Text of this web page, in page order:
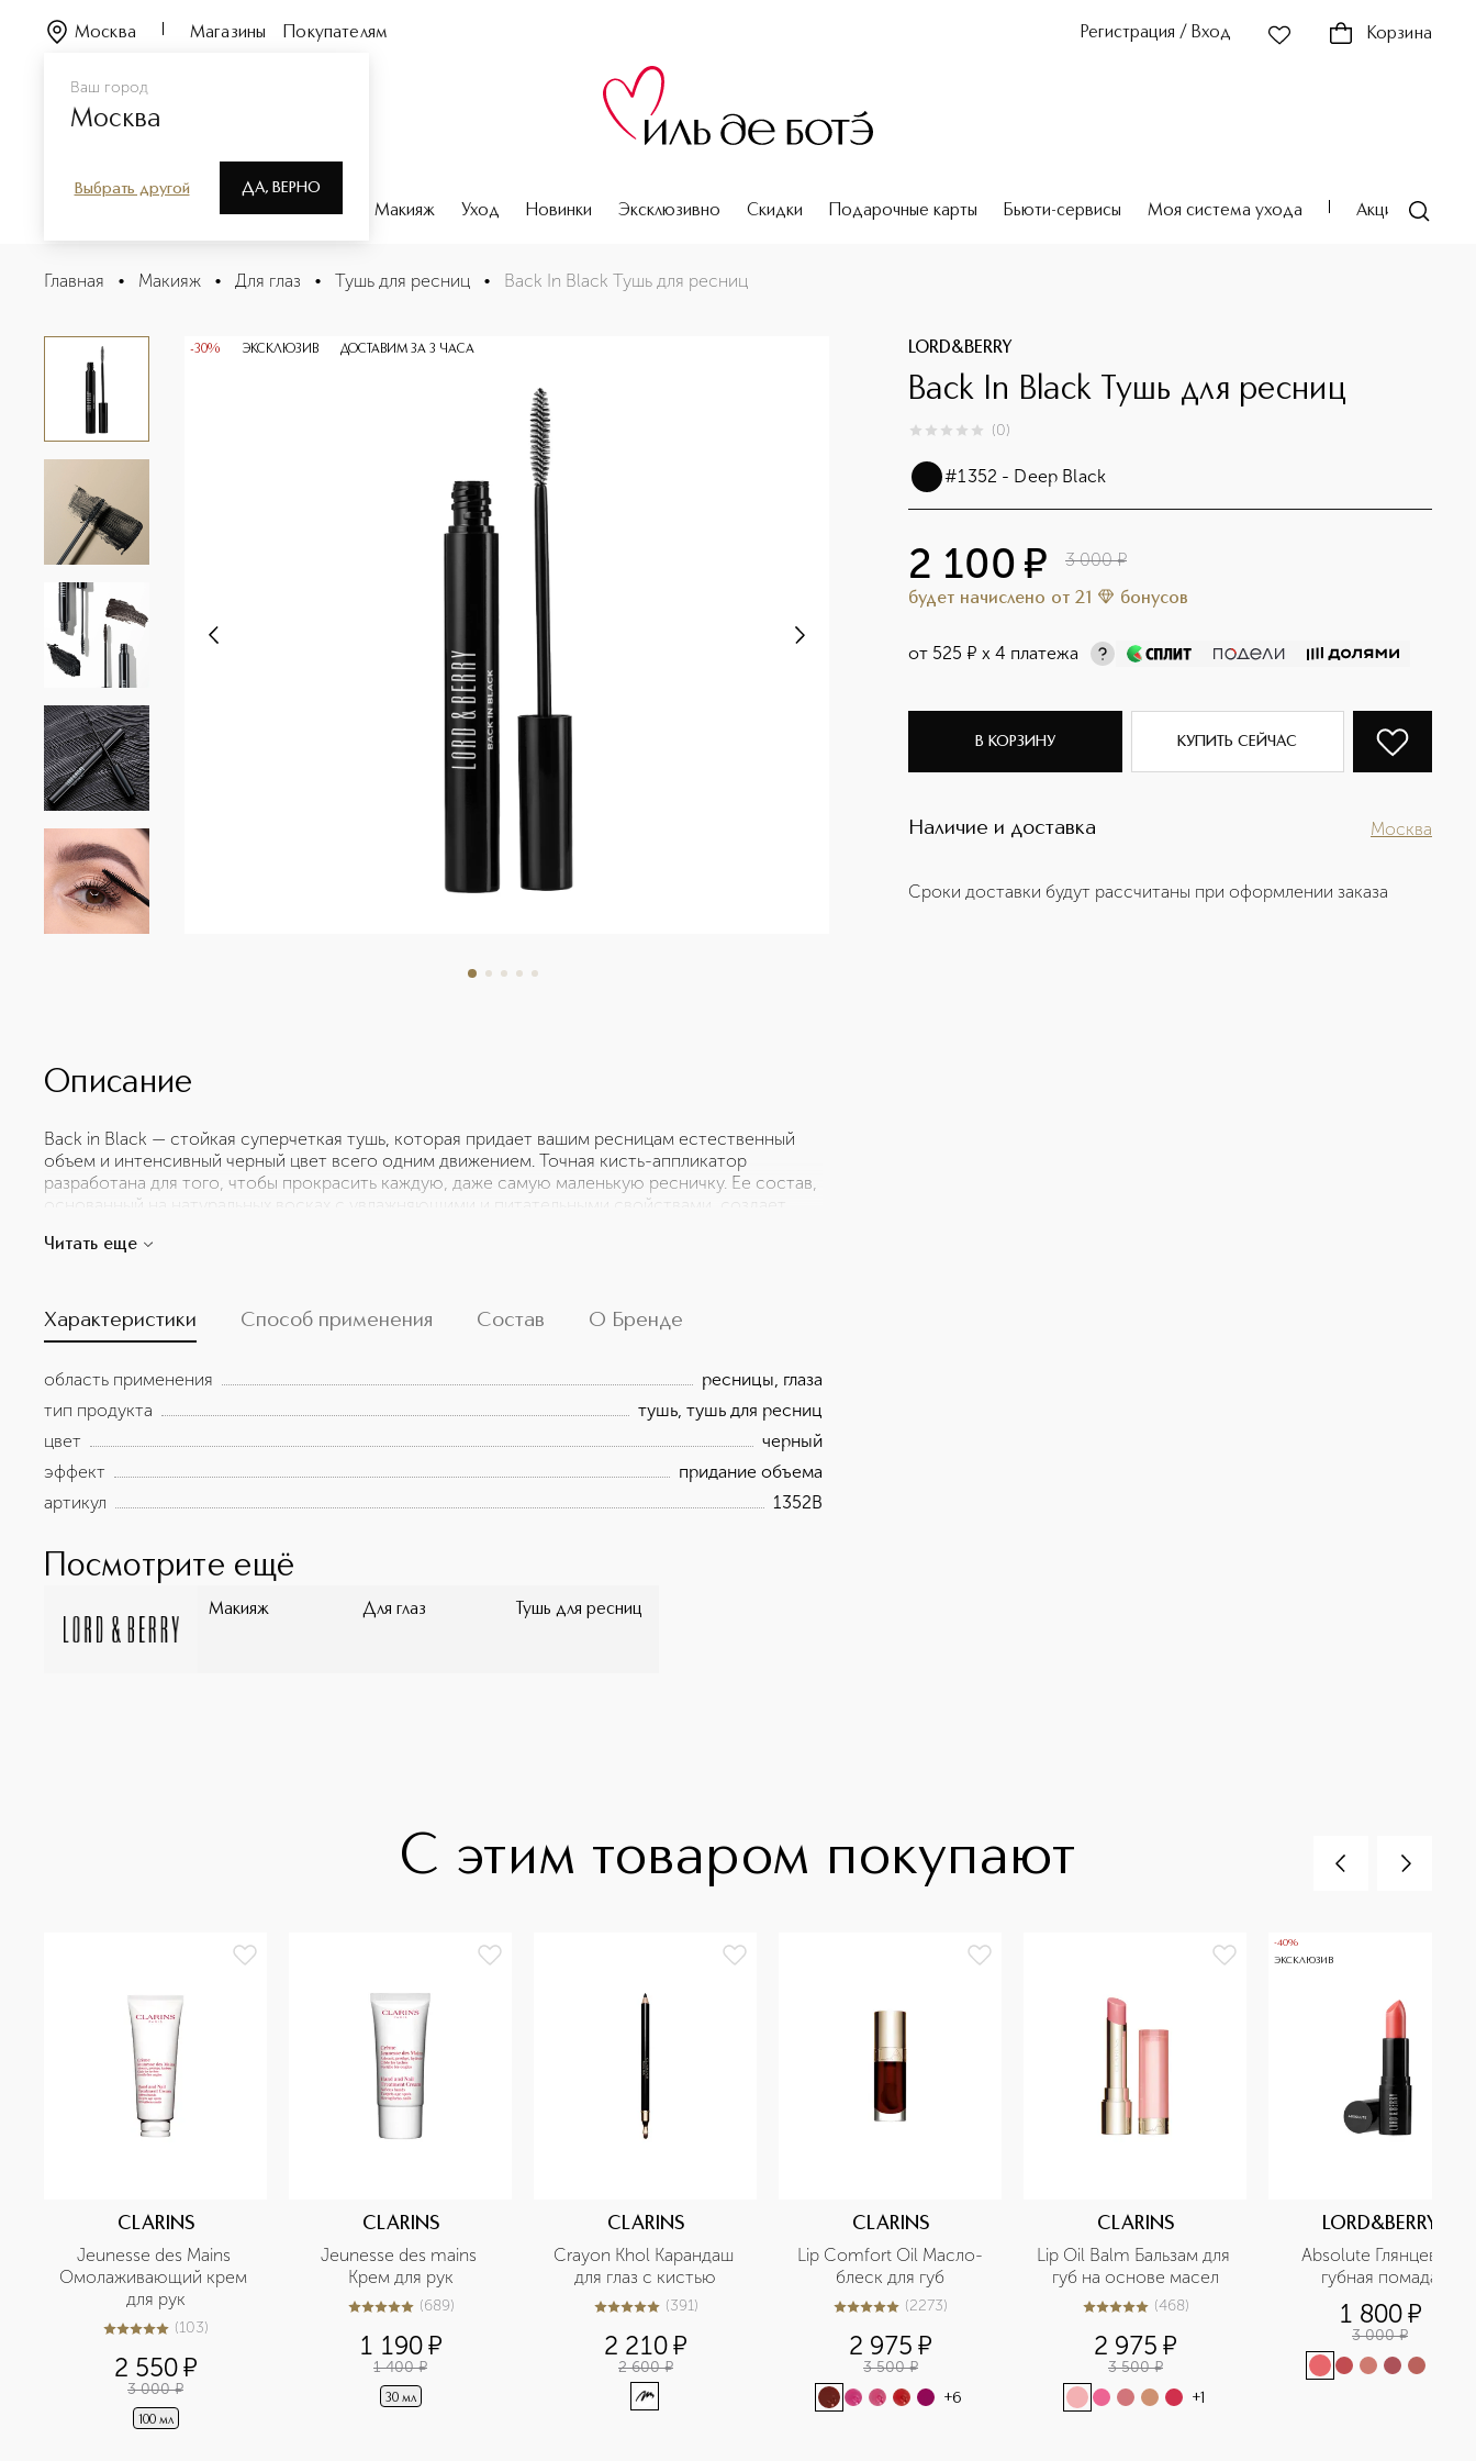
Ваш город
Москва
Выбрать другой ДА, ВЕРНО
Москва Магазины Покупателям Регистрация / Вход Корзина
Парфюмерия Макияж Уход Новинки Эксклюзивно Скидки Подарочные карты Бьюти-сервисы Моя система ухода Акции
Back In Black Тушь для ресниц
Описание
Главная • Макияж • Для глаз • Тушь для ресниц • Back In Black Тушь для ресниц
-30% ЭКСКЛЮЗИВ ДОСТАВИМ ЗА 3 ЧАСА LORD&BERRY
Back In Black Тушь для ресниц
0из 0 (0)
#1352 - Deep Black
2 100 ¤ 3 000 ¤
будет начислено от 21 бонусов
от 525 ¤ х 4 платежа
В КОРЗИНУ КУПИТЬ СЕЙЧАС
Наличие и доставка Москва
Сроки доставки будут рассчитаны при оформлении заказа
Описание
Back in Black — стойкая суперчеткая тушь, которая придает вашим ресницам естественный
объем и интенсивный черный цвет всего одним движением. Точная кисть-аппликатор
разработана для того, чтобы прокрасить каждую, даже самую маленькую ресничку. Ее состав,
основанный на натуральных восках с увлажняющими и питательными свойствами, создает
оказывают реструктурирующий эффект. Удлиняющий, разделяющий и укрепляющий ресницы
Читать еще
Характеристики Способ применения Состав О Бренде
область применения
ресницы, глаза
тип продукта
тушь, тушь для ресниц
цвет
черный
эффект
придание объема
артикул
1352B
Посмотрите ещё
Макияж Для глаз Тушь для ресниц
С этим товаром покупают
CLARINS
Jeunesse des Mains
Омолаживающий крем
для рук
5из 5103 (103)
2 550¤
3 000 ¤
100 мл
CLARINS
Jeunesse des mains
Крем для рук
5из 5689 (689)
1 190¤
1 400 ¤
30 мл
CLARINS
Crayon Khol Карандаш
для глаз с кистью
4.9из5391 (391)
2 210¤
2 600 ¤
CLARINS
Lip Comfort Oil Масло-
блеск для губ
5из 52273 (2273)
2 975 ¤
3 500 ¤
+6
CLARINS
Lip Oil Balm Бальзам для
губ на основе масел
4.9из5468 (468)
2 975 ¤
3 500 ¤
+1
-40%
ЭКСКЛЮЗИВ
LORD&BERRY
Absolute Глянцевая
губная помада
1 800¤
3 000 ¤